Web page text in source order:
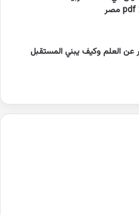
العلم وكيف يبني المستقبل